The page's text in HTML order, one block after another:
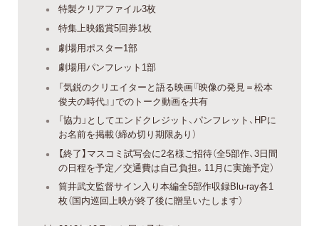
特製クリアファイル3枚
特集上映鑑賞5回券1枚
劇場用ポスター1部
劇場用パンフレット1部
「気鋭のクリエイターと語る映画『映像の発見＝松本
俊夫の時代』」でのトーク動画を共有
「協力」としてエンドクレジット、パンフレット、HPに
お名前を掲載（締め切り期限あり）
【終了】マスコミ試写会に2名様ご招待（全5部作、3日間
の日程を予定／交通費は自己負担。11月に実施予定）
筒井武文監督サイン入り本編全5部作収録Blu-ray各1
枚（国内巡回上映が終了後に贈呈いたします）